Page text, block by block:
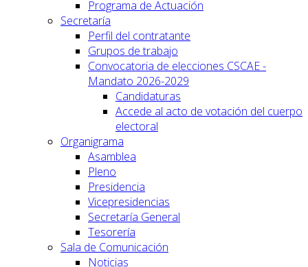
Programa de Actuación
Secretaría
Perfil del contratante
Grupos de trabajo
Convocatoria de elecciones CSCAE -
Mandato 2026-2029
Candidaturas
Accede al acto de votación del cuerpo
electoral
Organigrama
Asamblea
Pleno
Presidencia
Vicepresidencias
Secretaría General
Tesorería
Sala de Comunicación
Noticias